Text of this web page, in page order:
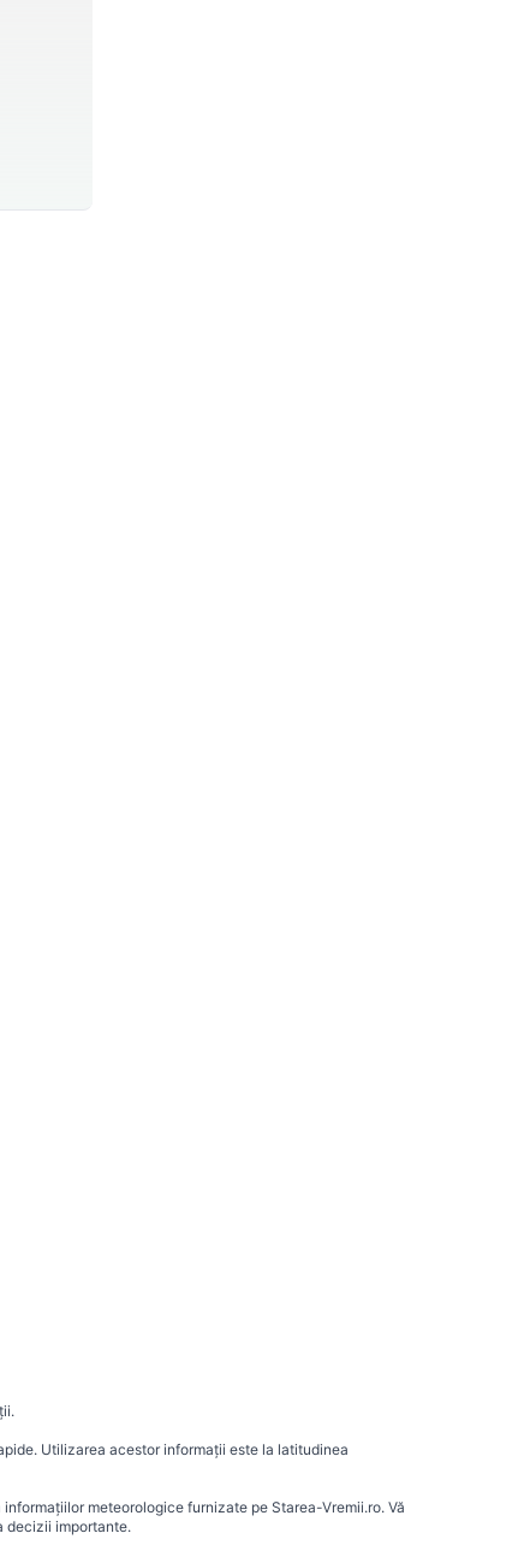
Utilizarea acestor informații este la latitudinea
meteorologice furnizate pe Starea-Vremii.ro. Vă
decizii importante.